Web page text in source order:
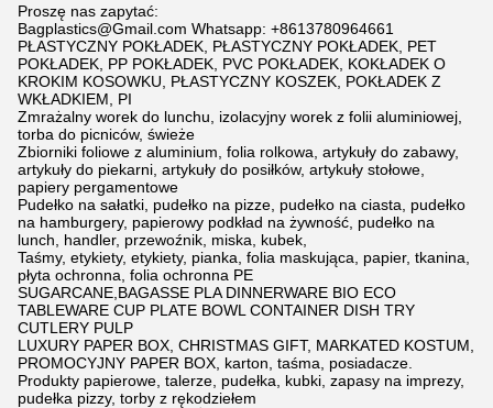
Proszę nas zapytać:
Bagplastics@Gmail.com Whatsapp: +8613780964661
PŁASTYCZNY POKŁADEK, PŁASTYCZNY POKŁADEK, PET
POKŁADEK, PP POKŁADEK, PVC POKŁADEK, KOKŁADEK O
KROKIM KOSOWKU, PŁASTYCZNY KOSZEK, POKŁADEK Z
WKŁADKIEM, PI
Zmrażalny worek do lunchu, izolacyjny worek z folii aluminiowej,
torba do picniców, świeże
Zbiorniki foliowe z aluminium, folia rolkowa, artykuły do zabawy,
artykuły do piekarni, artykuły do posiłków, artykuły stołowe,
papiery pergamentowe
Pudełko na sałatki, pudełko na pizze, pudełko na ciasta, pudełko
na hamburgery, papierowy podkład na żywność, pudełko na
lunch, handler, przewoźnik, miska, kubek,
Taśmy, etykiety, etykiety, pianka, folia maskująca, papier, tkanina,
płyta ochronna, folia ochronna PE
SUGARCANE,BAGASSE PLA DINNERWARE BIO ECO
TABLEWARE CUP PLATE BOWL CONTAINER DISH TRY
CUTLERY PULP
LUXURY PAPER BOX, CHRISTMAS GIFT, MARKATED KOSTUM,
PROMOCYJNY PAPER BOX, karton, taśma, posiadacze.
Produkty papierowe, talerze, pudełka, kubki, zapasy na imprezy,
pudełka pizzy, torby z rękodziełem